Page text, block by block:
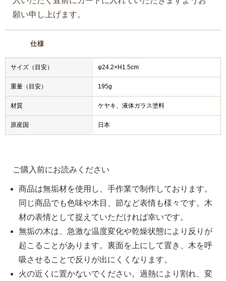
願い申し上げます。
仕様
サイズ（目安） φ24.2×H1.5cm
重量（目安） 195g
材質 ケヤキ、液体ガラス塗料
原産国 日本
ご購入前にお読みください
商品は無垢材を使用し、手作業で制作しております。
同じ商品でも色味や木目、節など表情も様々です。木
材の表情として捉えていただければ幸いです。
無垢の木は、急激な温度変化や乾燥状態により反りが
起こることがあります。裏面を上にして置き、木を呼
吸させることで反りが出にくくなります。
火の近くに置かないでください。過熱により割れ、変